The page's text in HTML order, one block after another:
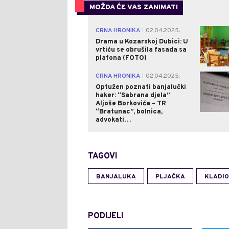
MOŽDA ĆE VAS ZANIMATI
CRNA HRONIKA
02.04.2025.
Drama u Kozarskoj Dubici: U
vrtiću se obrušila fasada sa
plafona (FOTO)
CRNA HRONIKA
02.04.2025.
Optužen poznati banjalučki
haker: “Sabrana djela”
Aljoše Borkovića – TR
“Bratunac”, bolnica,
advokati…
TAGOVI
BANJALUKA PLJAČKA
PODIJELI